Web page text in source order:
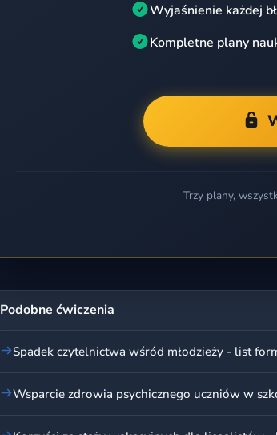
Wyjaśnienie każdej
Kompletne plany
Trzy plany,
Podobne ćwiczenia
Spadek czytelnictwa wśród młodzieży - list
Wsparcie zdrowia psychicznego uczniów w